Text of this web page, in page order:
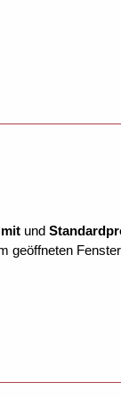
und
geöffneten